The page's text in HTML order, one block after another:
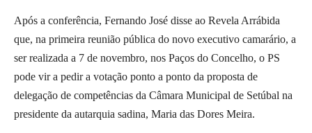
Após a conferência, Fernando José disse ao Revela Arrábida
que, na primeira reunião pública do novo executivo camarário, a
ser realizada a 7 de novembro, nos Paços do Concelho, o PS
pode vir a pedir a votação ponto a ponto da proposta de
delegação de competências da Câmara Municipal de Setúbal na
presidente da autarquia sadina, Maria das Dores Meira.